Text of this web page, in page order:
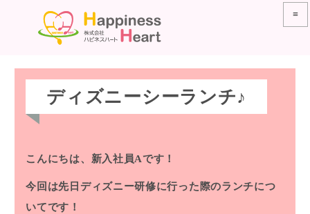
≡
ディズニーシーランチ♪
こんにちは、新入社員Aです！
今回は先日ディズニー研修に行った際のランチにつ
いてです！